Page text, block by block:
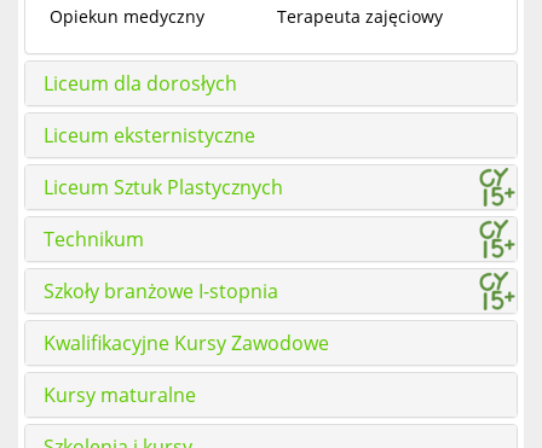
Opiekun medyczny
Terapeuta zajęciowy
Liceum dla dorosłych
Liceum eksternistyczne
Liceum Sztuk Plastycznych
Technikum
Szkoły branżowe I-stopnia
Kwalifikacyjne Kursy Zawodowe
Kursy maturalne